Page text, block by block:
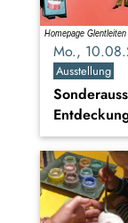
Mo.,
Ausstellung